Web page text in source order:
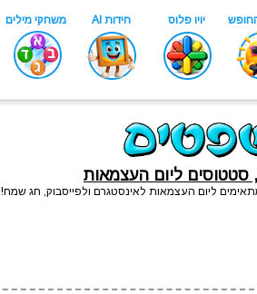
ליום העצמאות
ליום העצמאות לאינסטגרם ולפייסבוק, חג שמח!